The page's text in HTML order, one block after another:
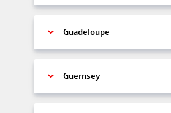
Guadeloupe
Guernsey